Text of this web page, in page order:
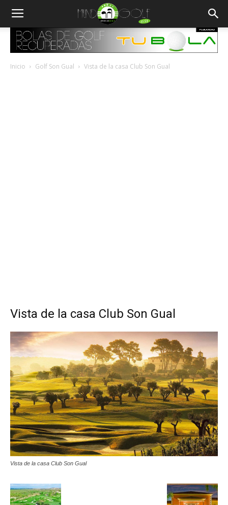
Inicio Golf Son Gual Vista de la casa Club Son Gual
Vista de la casa Club Son Gual
Vista de la casa Club Son Gual